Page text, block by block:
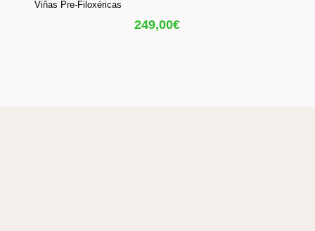
Viñas Pre-Filoxéricas
249,00€